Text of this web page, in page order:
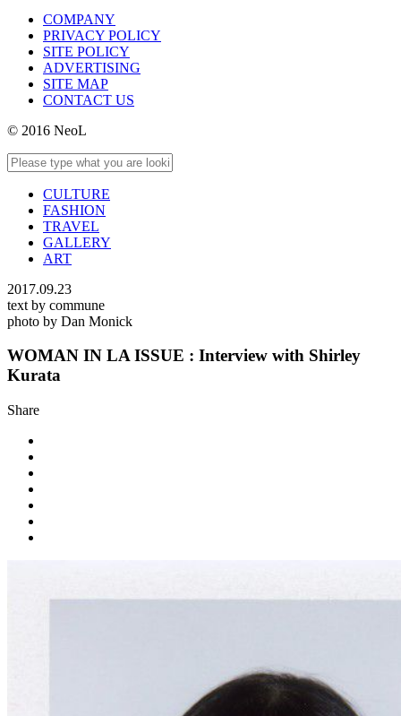
COMPANY
PRIVACY POLICY
SITE POLICY
ADVERTISING
SITE MAP
CONTACT US
© 2016 NeoL
CULTURE
FASHION
TRAVEL
GALLERY
ART
2017.09.23
text by commune
photo by Dan Monick
WOMAN IN LA ISSUE : Interview with Shirley
Kurata
Share